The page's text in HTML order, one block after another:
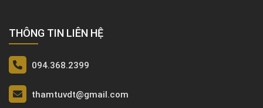
THÔNG TIN LIÊN HỆ
094.368.2399
thamtuvdt@gmail.com